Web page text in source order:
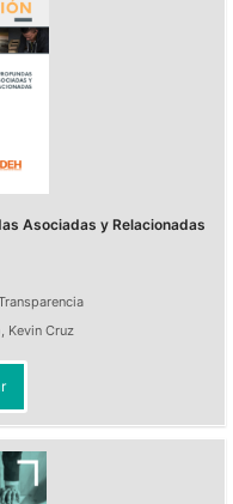
Asociadas y Relacionadas
, Kevin Cruz